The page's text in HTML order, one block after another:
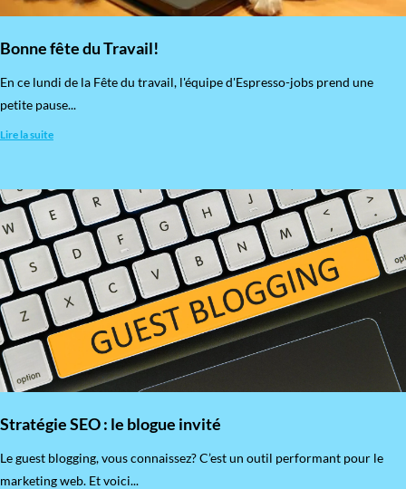
Bonne fête du Travail!
En ce lundi de la Fête du travail, l'équipe d'Espresso-jobs prend une
petite pause...
Lire la suite
Stratégie SEO : le blogue invité
​Le guest blogging, vous connaissez? C’est un outil performant pour le
marketing web. Et voici...